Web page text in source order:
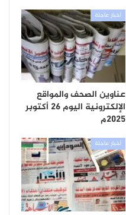
أخبار عاجلة
عناوين الصحف والمواقع
الإلكترونية اليوم 26 أكتوبر
2025م
أخبار عاجلة